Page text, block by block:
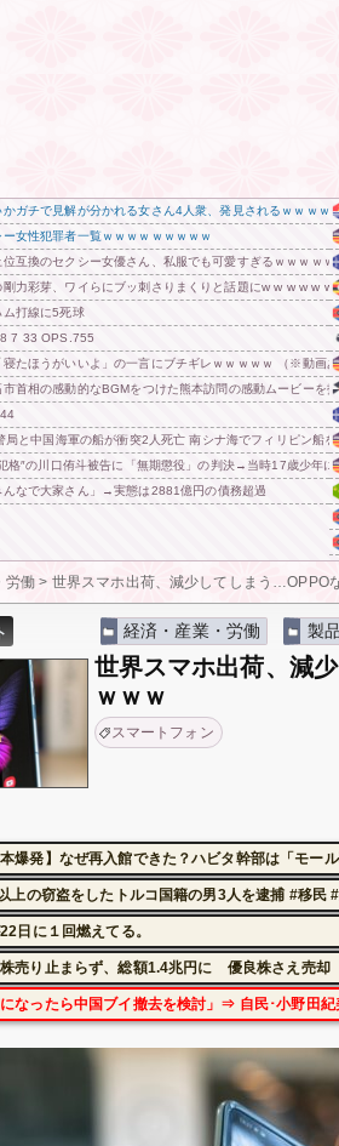
かガチで見解が分かれる女さん4人衆、発見されるｗｗｗｗ
ー女性犯罪者一覧ｗｗｗｗｗｗｗｗｗ
位互換のセクシー女優さん、私服でも可愛すぎるｗｗｗｗｗ
剛力彩芽、ワイらにブッ刺さりまくりと話題にw w w w w w
ム打線に5死球
7 33 OPS.755
寝たほうがいいよ」の一言にブチギレｗｗｗｗｗ （※動画
市首相の感動的なBGMをつけた熊本訪問の感動ムービーを投
局と中国海軍の船が衝突2人死亡 南シナ海でフィリピン船
格″の川口侑斗被告に「無期懲役」の判決→当時17歳少年に
んなで大家さん」→実態は2881億円の債務超過
労働 > 世界スマホ出荷、減少してしまう…OPPO
経済・産業・労働 製
世界スマホ出荷、減
ｗｗｗ
スマートフォン
本爆発】なぜ再入館できた？ハビタ幹部は「モー
上の窃盗をしたトルコ国籍の男3人を逮捕 #移民
日に１回燃えてる。
売り止まらず、総額1.4兆円に 優良株さえ売却
なったら中国ブイ撤去を検討」⇒ 自民･小野田紀